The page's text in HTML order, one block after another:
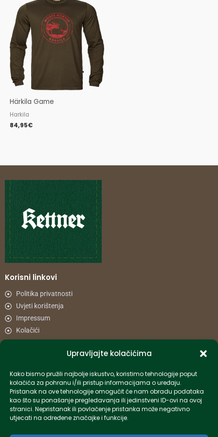
Upravljajte kolačićima
Kako bismo pružili najbolje iskustvo, koristimo tehnologije poput
kolačića za pohranu i/ili pristup informacijama o uređaju.
Pristanak na ove tehnologije omogućit će nam obradu podataka
kao što su ponašanje pregledavanja ili jedinstveni ID-ovi na ovoj
stranici. Nepristanak ili povlačenje pristanka može negativno
utjecati na određene značajke i funkcije.
Härkila Game
Harkila
84,95€
Korisni linkovi
Politika privatnosti
Uvjeti korištenja
Impressum
Kolačići
Reklamacije i povrat
Informacije
info-hr@kettner.com
Poslovnica Osijek 031 500 181